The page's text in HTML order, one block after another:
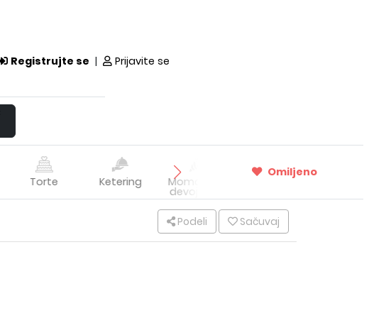
Registrujte se | Prijavite se
Torte Ketering Momačko i
devojačko
veče
Omiljeno
Podeli Sačuvaj